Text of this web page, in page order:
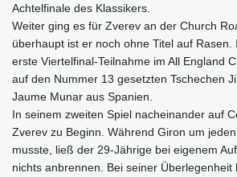
Achtelfinale des Klassikers.
Weiter ging es für Zverev an der Church
überhaupt ist er noch ohne Titel auf Rasen.
erste Viertelfinal-Teilnahme im All England
auf den Nummer 13 gesetzten Tschechen
Jaume Munar aus Spanien.
In seinem zweiten Spiel nacheinander auf
Zverev zu Beginn. Während Giron um
musste, ließ der 29-Jährige bei eigenem
nichts anbrennen. Bei seiner Überlegenheit